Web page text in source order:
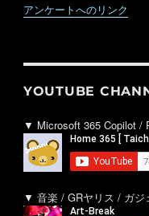
アンケートへのリンク
YOUTUBE
▼ Microsoft 365 Copilot /
▼ 音楽 / GRヤリス / ガジ